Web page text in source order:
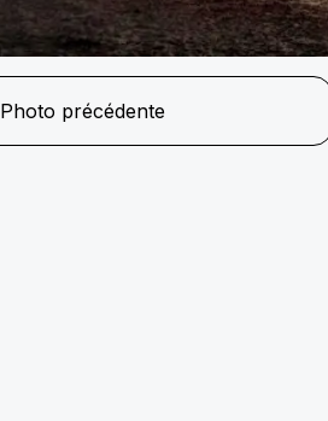
Photo précédente